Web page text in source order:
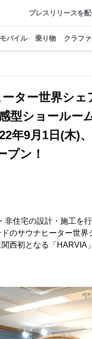
プレスリリースを
モバイル 乗り物 クラフ
ター世界シェ
型ショールー
年9月1日(木)、
プン！
住宅の設計・施工を
のサウナヒーター世界
西初となる「HARVIA